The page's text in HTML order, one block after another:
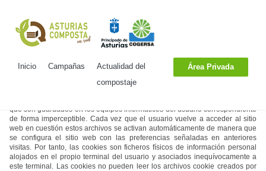
Inicio Campañas
Actualidad del
compostaje
Área Privada
Política de Cookies
COGERSA podrá utilizar cookies durante la navegación del usuario. Las
cookies son procedimientos automáticos de recogida de información relativa
que son guardados en los equipos informáticos del usuario correspondiente
de forma imperceptible. Cada vez que el usuario vuelve a acceder al sitio
web en cuestión estos archivos se activan automáticamente de manera que
se configura el sitio web con las preferencias señaladas en anteriores
visitas. Por tanto, las cookies son ficheros físicos de información personal
alojados en el propio terminal del usuario y asociados inequívocamente a
este terminal. Las cookies no pueden leer los archivos cookie creados por